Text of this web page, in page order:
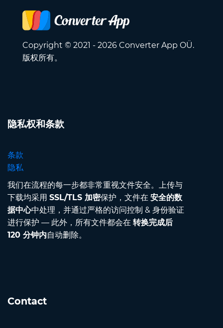
Copyright © 2021 - 2026 Converter App OÜ.
版权所有。
隐私权和条款
条款
隐私
我们在流程的每一步都非常重视文件安全。上传与
下载均采用 SSL/TLS 加密保护，文件在 安全的数
据中心中处理，并通过严格的访问控制 & 身份验证
进行保护 — 此外，所有文件都会在 转换完成后
120 分钟内自动删除。
Contact